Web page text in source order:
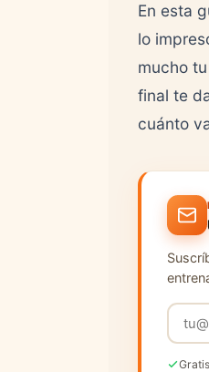
En esta
lo
mucho
final te
cuánto